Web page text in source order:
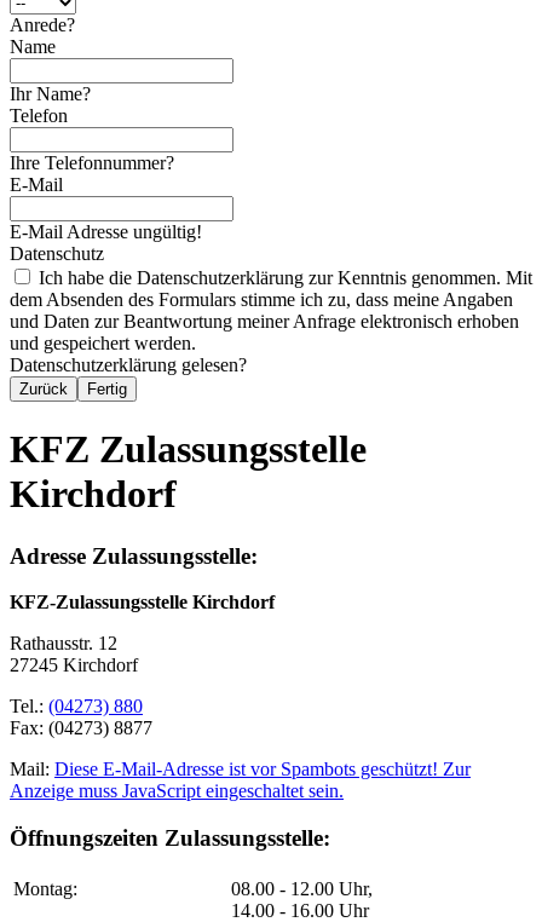
Anrede?
Name
Ihr Name?
Telefon
Ihre Telefonnummer?
E-Mail
E-Mail Adresse ungültig!
Datenschutz
Ich habe die Datenschutzerklärung zur Kenntnis genommen. Mit
dem Absenden des Formulars stimme ich zu, dass meine Angaben
und Daten zur Beantwortung meiner Anfrage elektronisch erhoben
und gespeichert werden.
Datenschutzerklärung gelesen?
Zurück Fertig
KFZ Zulassungsstelle
Kirchdorf
Adresse Zulassungsstelle:
KFZ-Zulassungsstelle Kirchdorf
Rathausstr. 12
27245 Kirchdorf
Tel.: (04273) 880
Fax: (04273) 8877
Mail: Diese E-Mail-Adresse ist vor Spambots geschützt! Zur
Anzeige muss JavaScript eingeschaltet sein.
Öffnungszeiten Zulassungsstelle:
Montag:
08.00 - 12.00 Uhr,
14.00 - 16.00 Uhr